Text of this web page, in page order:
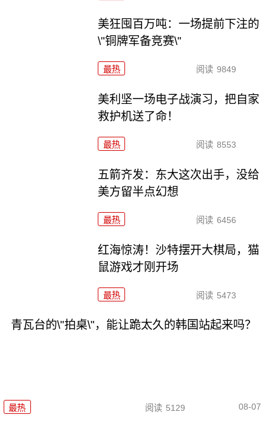
美狂囤百万吨：一场提前下注的
\"铜牌军备竞赛\"
最热 阅读 9849
美利坚一场电子战演习，把自家
救护机送了命！
最热 阅读 8553
五箭齐发：东大这次出手，没给
美方留半点幻想
最热 阅读 6456
红海惊涛！沙特摆开大棋局，猫
鼠游戏才刚开场
最热 阅读 5473
青瓦台的\"拍桌\"，能让跪太久的韩国站起来吗？
最热 阅读 5129 08-07